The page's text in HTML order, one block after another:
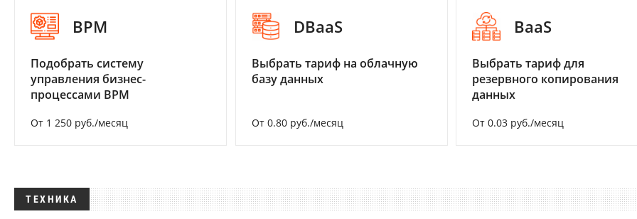
BPM
Подобрать систему
управления бизнес-
процессами BPM
От 1 250 руб./месяц
DBaaS
Выбрать тариф на облачную
базу данных
От 0.80 руб./месяц
BaaS
Выбрать тариф для
резервного копирования
данных
От 0.03 руб./месяц
ТЕХНИКА